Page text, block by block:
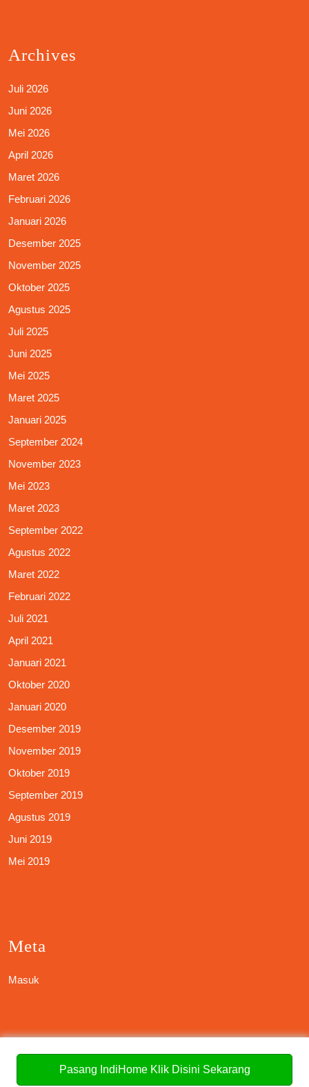
Archives
Juli 2026
Juni 2026
Mei 2026
April 2026
Maret 2026
Februari 2026
Januari 2026
Desember 2025
November 2025
Oktober 2025
Agustus 2025
Juli 2025
Juni 2025
Mei 2025
Maret 2025
Januari 2025
September 2024
November 2023
Mei 2023
Maret 2023
September 2022
Agustus 2022
Maret 2022
Februari 2022
Juli 2021
April 2021
Januari 2021
Oktober 2020
Januari 2020
Desember 2019
November 2019
Oktober 2019
September 2019
Agustus 2019
Juni 2019
Mei 2019
Meta
Masuk
CategoriesPasang IndiHome Klik Disini Sekarang